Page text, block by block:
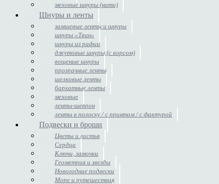
меховые шнуры (нити)
Шнуры и ленты
замшевые ленты и шнуры
шнуры «Твин»
шнуры из рафии
джутовые шнуры (с ворсом)
вощеные шнуры
прозрачные ленты
шелковые ленты
бархатные ленты
меховые
ленты-шеврон
ленты в полоску / с принтом / с фактурой
Подвески и броши
Цветы и листья
Сердца
Ключи, замочки
Геометрия и звезды
Новогодние подвески
Море и путешествия